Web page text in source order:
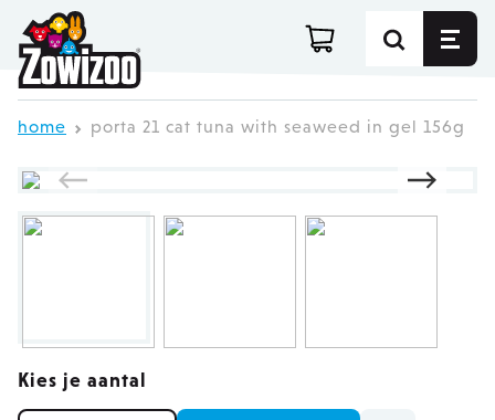
Ga direct door naar de inhoud
home porta 21 cat tuna with seaweed in gel 156g
Kies je aantal